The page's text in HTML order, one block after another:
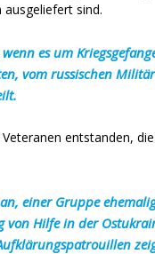
ausgeliefert sind.
es um
vom russischen
entstanden,
einer Gruppe
Hilfe in der